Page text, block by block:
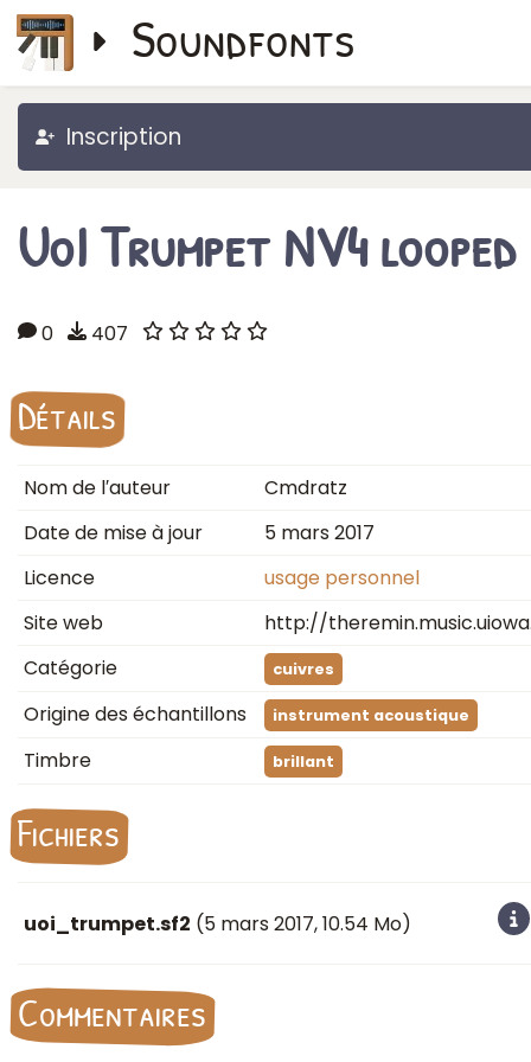
Soundfonts
Inscription
UoI Trumpet NV4 looped
0 407
Détails
Nom de l′auteur
Cmdratz
Date de mise à jour
5 mars 2017
Licence
usage personnel
Site web
http://
Catégorie
cuivres
Origine des échantillons instrument acoustique
Timbre brillant
Fichiers
uoi_trumpet.sf2 (5 mars 2017, 10.54 Mo)
Commentaires